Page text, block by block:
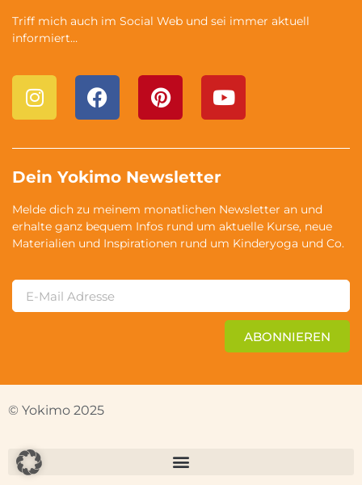
Triff mich auch im Social Web und sei immer aktuell
informiert…
Dein Yokimo Newsletter
Melde dich zu meinem monatlichen Newsletter an und
erhalte ganz bequem Infos rund um aktuelle Kurse, neue
Materialien und Inspirationen rund um Kinderyoga und Co.
ABONNIEREN
© Yokimo 2025